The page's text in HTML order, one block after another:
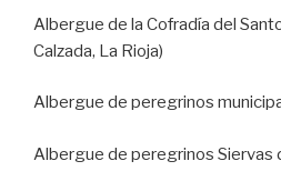
Albergue de la Cofradía del
Calzada, La Rioja)
Albergue de peregrinos
Albergue de peregrinos Siervas